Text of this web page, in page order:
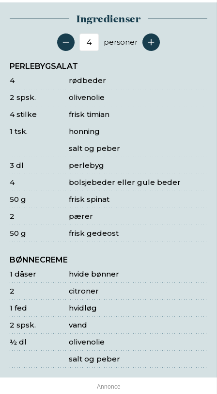
Ingredienser
Antal serveringer
personer
PERLEBYGSALAT
rødbeder
4
olivenolie
2 spsk.
frisk timian
4 stilke
honning
1 tsk.
salt og peber
perlebyg
3 dl
bolsjebeder eller gule beder
4
frisk spinat
50 g
pærer
2
frisk gedeost
50 g
BØNNECREME
hvide bønner
1 dåser
citroner
2
hvidløg
1 fed
vand
2 spsk.
olivenolie
½ dl
salt og peber